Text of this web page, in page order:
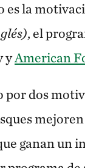
es la
, el
yAmerican
por dos
ganan un